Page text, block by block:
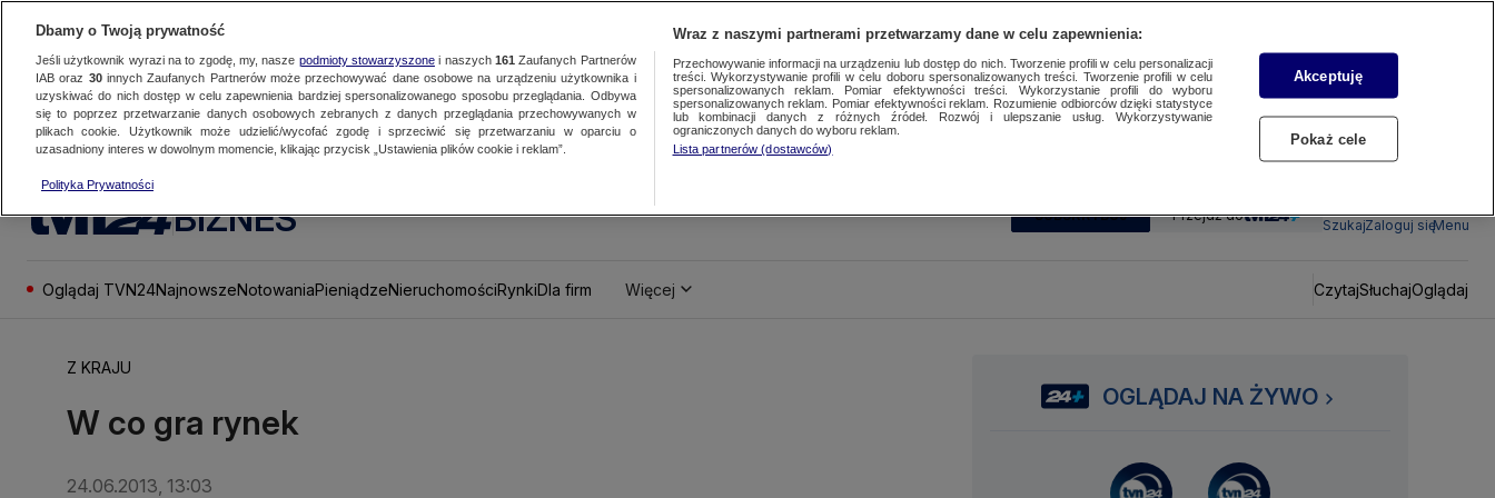
BIZNES SUBSKRYBUJ Przejdź do
SzukajZaloguj sięMenu
Oglądaj TVN24NajnowszeNotowaniaPieniądzeNieruchomościRynkiDla firm Więcej CzytajSłuchajOglądaj
Z KRAJU
W co gra rynek
24.06.2013, 13:03
OGLĄDAJ NA ŻYWO
Dbamy o Twoją prywatność
Jeśli użytkownik wyrazi na to zgodę, my, nasze podmioty stowarzyszonei naszych 161 Zaufanych Partnerów
IAB oraz 30innych Zaufanych Partnerów może przechowywać dane osobowe na urządzeniu użytkownika i
uzyskiwać do nich dostęp w celu zapewnienia bardziej spersonalizowanego sposobu przeglądania. Odbywa
się to poprzez przetwarzanie danych osobowych zebranych z danych przeglądania przechowywanych w
plikach cookie. Użytkownik może udzielić/wycofać zgodę i sprzeciwić się przetwarzaniu w oparciu o
uzasadniony interes w dowolnym momencie, klikając przycisk „Ustawienia plików cookie i reklam”.
Polityka Prywatności
Wraz z naszymi partnerami przetwarzamy dane w celu zapewnienia:
Przechowywanie informacji na urządzeniu lub dostęp do nich. Tworzenie profili w celu personalizacji
treści. Wykorzystywanie profili w celu doboru spersonalizowanych treści. Tworzenie profili w celu
spersonalizowanych reklam. Pomiar efektywności treści. Wykorzystanie profili do wyboru
spersonalizowanych reklam. Pomiar efektywności reklam. Rozumienie odbiorców dzięki statystyce
lub kombinacji danych z różnych źródeł. Rozwój i ulepszanie usług. Wykorzystywanie
ograniczonych danych do wyboru reklam.
Lista partnerów (dostawców)
Akceptuję
Pokaż cele